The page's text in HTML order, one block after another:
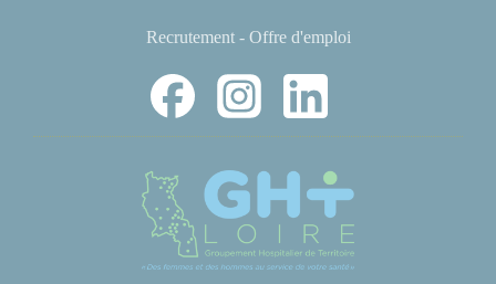
Recrutement - Offre d'emploi